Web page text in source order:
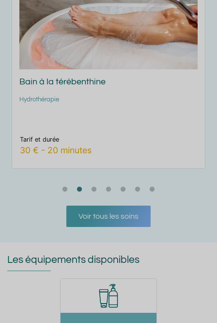
Bain à la térébenthine
Hydrothérapie
Tarif et durée
30 € - 20 minutes
Voir tous les soins
Les équipements disponibles